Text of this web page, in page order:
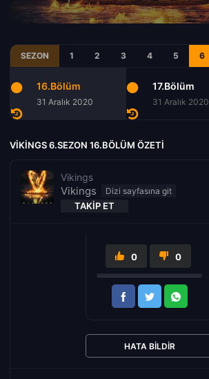
SEZON 1 2 3 4 5 6
16.Bölüm
31 Aralık 2020
17.Bölüm
31 Aralık 2020
VIKINGS 6.SEZON 16.BÖLÜM ÖZETI
Vikings
Vikings
TAKIP ET
0 0
HATA BILDIR